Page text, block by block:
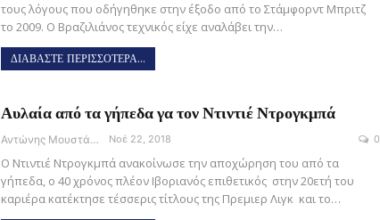
τους λόγους που οδήγηθηκε στην έξοδο από το Στάμφορντ Μπριτζ
το 2009. Ο Βραζιλιάνος τεχνικός είχε αναλάβει την…
ΔΙΑΒΑΣΤΕ ΠΕΡΙΣΣΟΤΕΡΑ...
Αυλαία από τα γήπεδα γα τον Ντιντιέ Ντρογκμπά
Αντώνης Μουστάκας Νοέ 22, 2018 0
Ο Ντιντιέ Ντρογκμπά ανακοίνωσε την αποχώρηση του από τα
γήπεδα, ο 40 χρόνος πλέον Ιβοριανός επιθετικός στην 20ετή του
καριέρα κατέκτησε τέσσερις τίτλους της Πρεμιερ Λιγκ και το…